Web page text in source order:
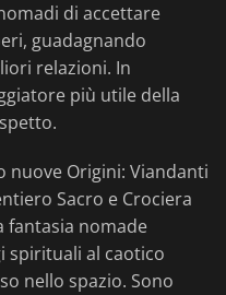
di accettare
guadagnando
relazioni. In
più utile della
nuove Origini: Viandanti
Sacro e Crociera
fantasia nomade
spirituali al caotico
nello spazio. Sono